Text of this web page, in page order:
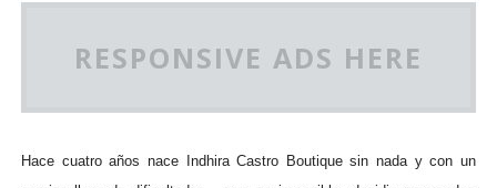
RESPONSIVE ADS HERE
Hace cuatro años nace Indhira Castro Boutique sin nada y con un